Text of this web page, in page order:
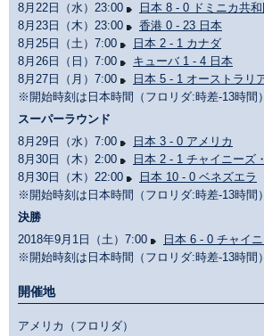
8月22日（水）23:00
日本 8 - 0 ドミニカ共和
8月23日（木）23:00
香港 0 - 23 日本
8月25日（土）7:00
日本 2 - 1 カナダ
8月26日（日）7:00
キューバ 1 - 4 日本
8月27日（月）7:00
日本 5 - 1 オーストラリ
※開始時刻は日本時間（フロリダ:時差-13時間）
スーパーラウンド
8月29日（水）7:00
日本 3 - 0 アメリカ
8月30日（木）2:00
日本 2 - 1 チャイニーズ
8月30日（木）22:00
日本 10 - 0 ベネズエラ
※開始時刻は日本時間（フロリダ:時差-13時間）
決勝
2018年9月1日（土）7:00
日本 6 - 0 チャイ
※開始時刻は日本時間（フロリダ:時差-13時間）
開催地
アメリカ（フロリダ）